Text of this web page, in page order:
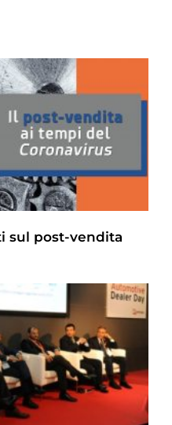
sul post-vendita